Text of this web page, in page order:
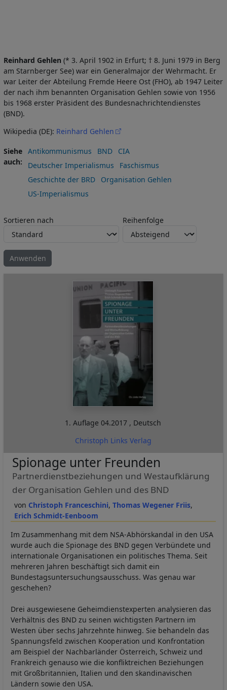
Reinhard Gehlen (* 3. April 1902 in Erfurt; † 8. Juni 1979 in Berg
am Starnberger See) war ein Generalmajor der Wehrmacht. Er
war Leiter der Abteilung Fremde Heere Ost (FHO), ab 1947 Leiter
der nach ihm benannten Organisation Gehlen sowie von 1956
bis 1968 erster Präsident des Bundesnachrichtendienstes
(BND).
Wikipedia (DE): Reinhard Gehlen
Siehe
auch
Antikommunismus BND
CIA
Deutscher Imperialismus
Faschismus
Geschichte der BRD
Organisation Gehlen
US-Imperialismus
Sortieren nach Reihenfolge
1. Auflage04.2017 , Deutsch
Christoph Links Verlag
Christoph Franceschini Thomas Wegener Friis
Erich Schmidt-Eenboom
Spionage unter Freunden
Partnerdienstbeziehungen und Westaufklärung
der Organisation Gehlen und des BND
Im Zusammenhang mit dem NSA-Abhörskandal in den USA
wurde auch die Spionage des BND gegen Verbündete und
internationale Organisationen ein politisches Thema. Seit
mehreren Jahren beschäftigt sich damit ein
Bundestagsuntersuchungsausschuss. Was genau war
geschehen?
Drei ausgewiesene Geheimdienstexperten analysieren das
Verhältnis des BND zu seinen wichtigsten Partnern im
Westen über sechs Jahrzehnte hinweg. Sie behandeln das
Spannungsfeld zwischen Kooperation und Konfrontation
am Beispiel der Nachbarländer Österreich, Schweiz und
Frankreich genauso wie die konfliktreichen Beziehungen
mit Großbritannien, Italien und den skandinavischen
Ländern sowie den USA.